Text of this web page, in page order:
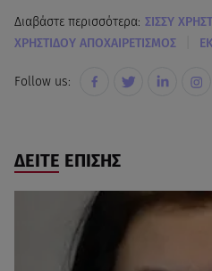
Διαβάστε περισσότερα: ΣΙΣΣΥ
ΧΡΗΣΤΙΔΟΥ ΑΠΟΧΑΙΡΕΤΙΣΜΟΣ
Follow us:
ΔΕΙΤΕ ΕΠΙΣΗΣ